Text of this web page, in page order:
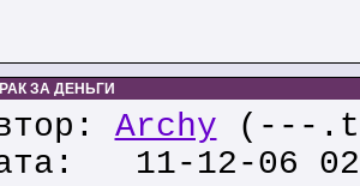
ЗА ДЕНЬГИ
Archy (---
11-12-06